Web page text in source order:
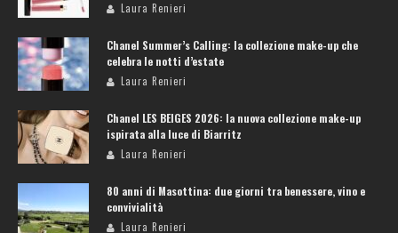
Laura Renieri
Chanel Summer’s Calling: la collezione make-up che
celebra le notti d’estate
Laura Renieri
Chanel LES BEIGES 2026: la nuova collezione make-up
ispirata alla luce di Biarritz
Laura Renieri
80 anni di Masottina: due giorni tra benessere, vino e
convivialità
Laura Renieri